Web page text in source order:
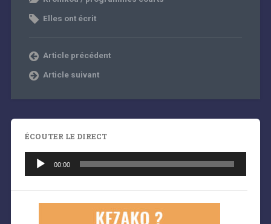
Elles ont écrit
Article précédent
Article suivant
ÉCOUTER LE DIRECT
audio
00:00